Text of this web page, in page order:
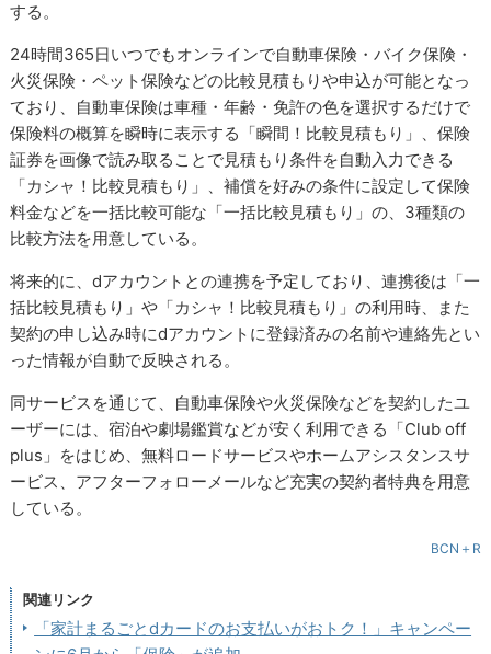
する。
24時間365日いつでもオンラインで自動車保険・バイク保険・
火災保険・ペット保険などの比較見積もりや申込が可能となっ
ており、自動車保険は車種・年齢・免許の色を選択するだけで
保険料の概算を瞬時に表示する「瞬間！比較見積もり」、保険
証券を画像で読み取ることで見積もり条件を自動入力できる
「カシャ！比較見積もり」、補償を好みの条件に設定して保険
料金などを一括比較可能な「一括比較見積もり」の、3種類の
比較方法を用意している。
将来的に、dアカウントとの連携を予定しており、連携後は「一
括比較見積もり」や「カシャ！比較見積もり」の利用時、また
契約の申し込み時にdアカウントに登録済みの名前や連絡先とい
った情報が自動で反映される。
同サービスを通じて、自動車保険や火災保険などを契約したユ
ーザーには、宿泊や劇場鑑賞などが安く利用できる「Club off
plus」をはじめ、無料ロードサービスやホームアシスタンスサ
ービス、アフターフォローメールなど充実の契約者特典を用意
している。
BCN＋R
関連リンク
「家計まるごとdカードのお支払いがおトク！」キャンペー